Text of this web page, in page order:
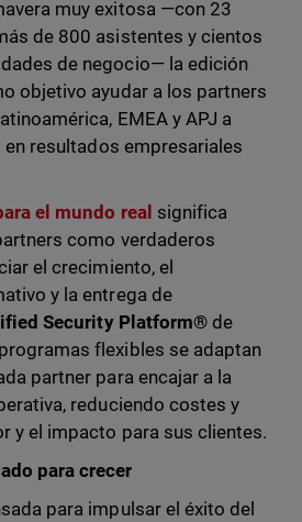
muy exitosa —con 23
de 800 asistentes y cientos
de negocio— la edición
objetivo ayudar a los partners
EMEA y APJ a
resultados empresariales
el mundo real significa
como verdaderos
el crecimiento, el
y la entrega de
Security Platform®de
flexibles se adaptan
partner para encajar a la
reduciendo costes y
y el impacto para sus clientes.
para crecer
para impulsar el éxito del